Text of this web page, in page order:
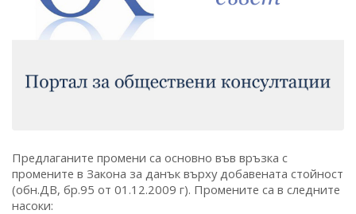
Предлаганите промени са основно във връзка с
промените в Закона за данък върху добавената стойност
(обн.ДВ, бр.95 от 01.12.2009 г). Промените са в следните
насоки: